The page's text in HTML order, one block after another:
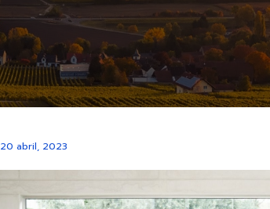
20 abril, 2023